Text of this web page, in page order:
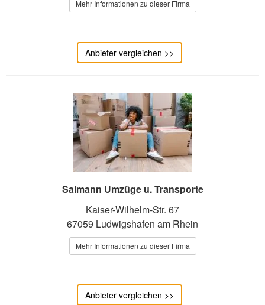
Mehr Informationen zu dieser Firma
Anbieter vergleichen >>
Salmann Umzüge u. Transporte
Kaiser-Wilhelm-Str. 67
67059 Ludwigshafen am Rhein
Mehr Informationen zu dieser Firma
Anbieter vergleichen >>